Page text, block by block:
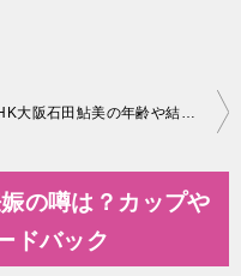
NHK大阪石田鮎美の年齢や結婚は？wikiプロフまとめ！
の噂は？カップや
ドバック